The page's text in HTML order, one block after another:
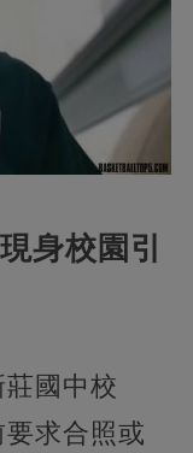
身校園引
國中校
求合照或